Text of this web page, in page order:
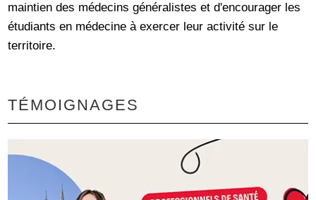
maintien des médecins généralistes et d'encourager les
étudiants en médecine à exercer leur activité sur le
territoire.
TÉMOIGNAGES